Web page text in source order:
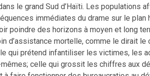
le grand Sud d’Haïti. Les populations
immédiates du drame sur le plan
poindre des horizons à moyen et long
d’assistance mortelle, comme le dirait
qui prétend infantiliser les victimes, les
celle qui grossit les chiffres aux